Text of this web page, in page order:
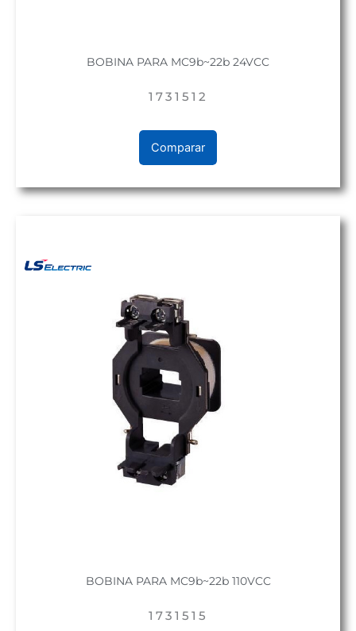
BOBINA PARA MC9b~22b 24VCC
1731512
Comparar
BOBINA PARA MC9b~22b 110VCC
1731515